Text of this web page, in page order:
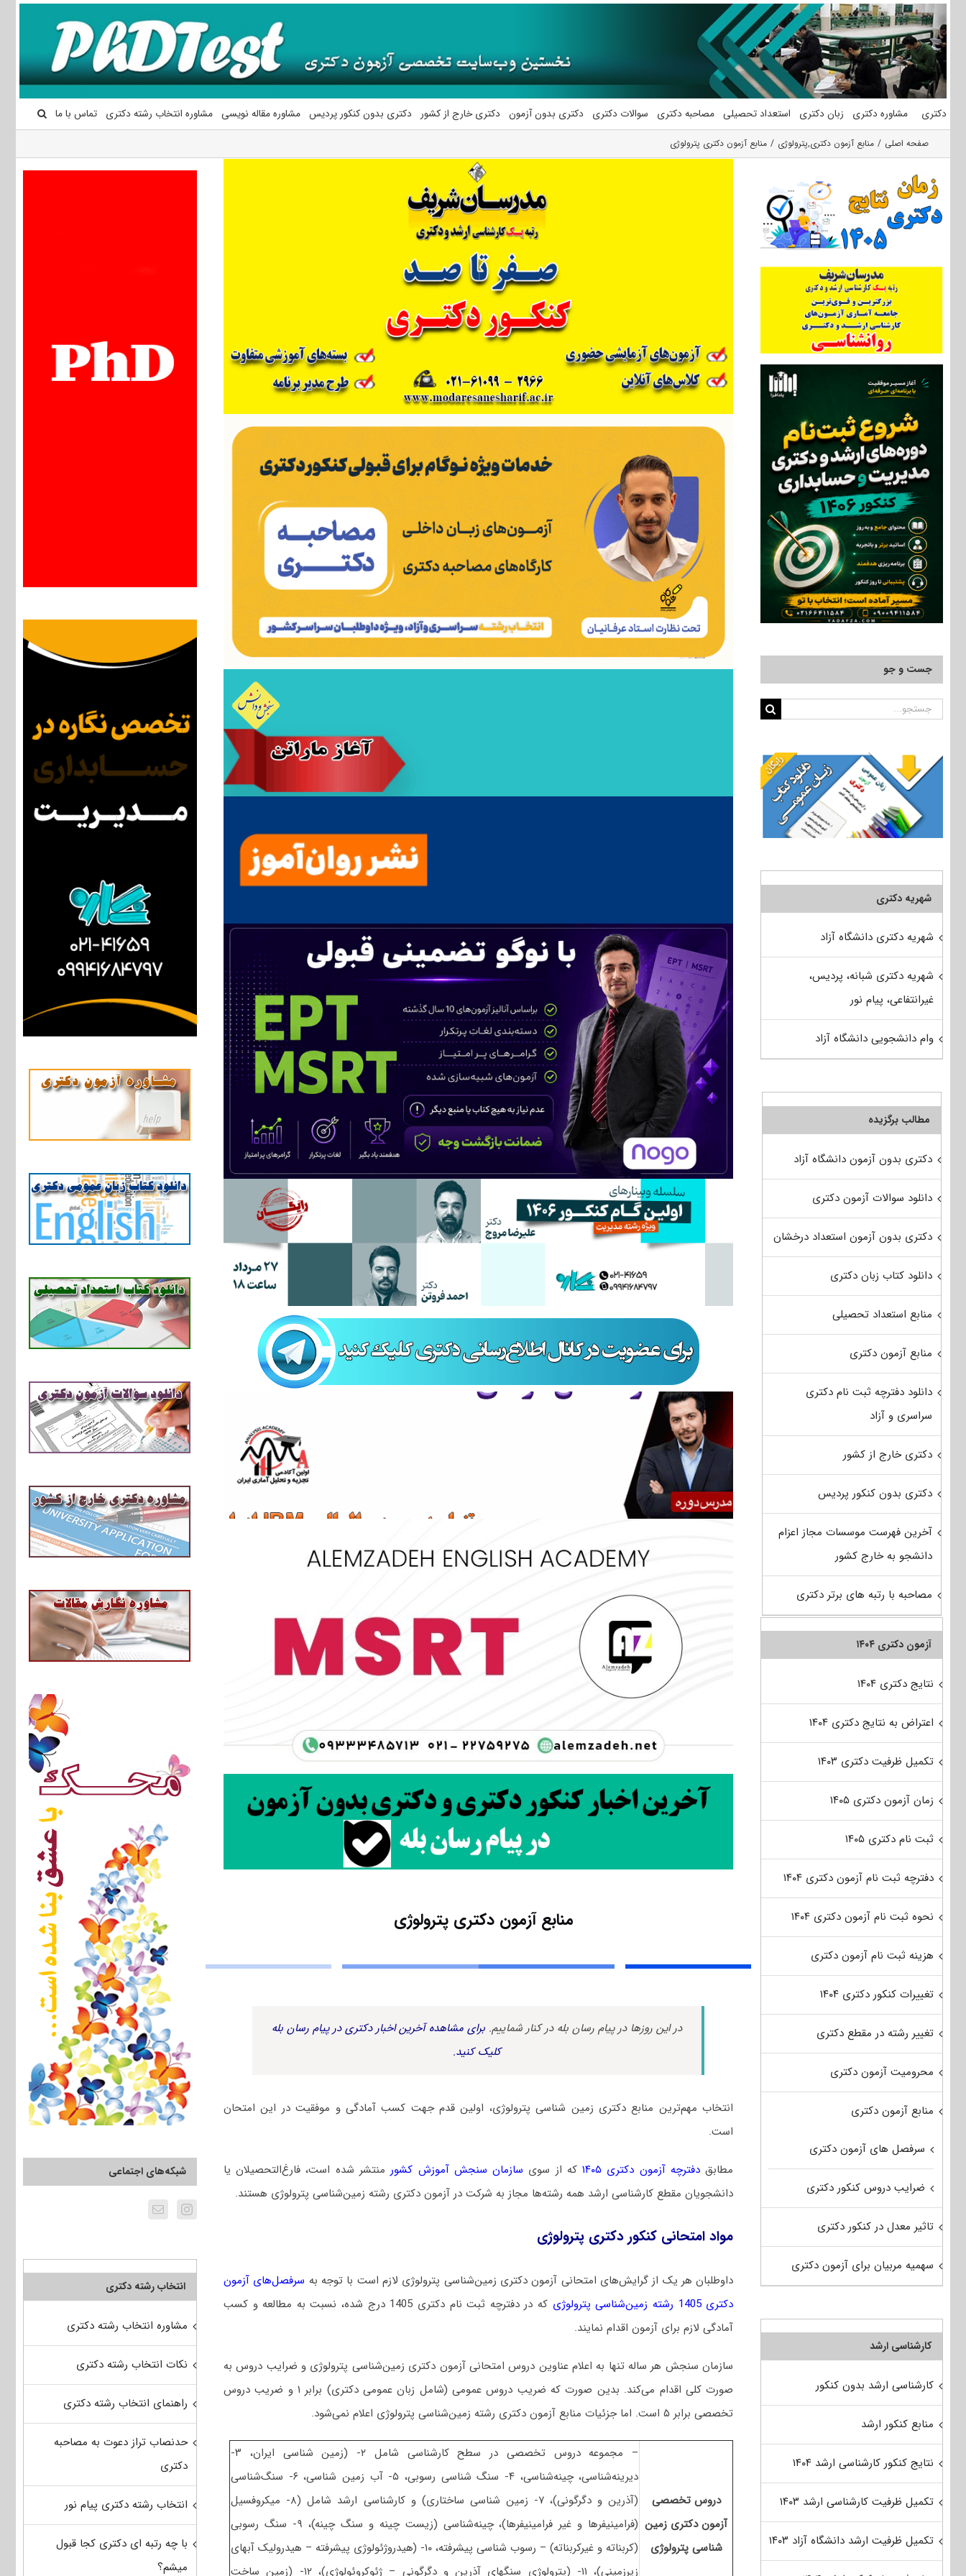
محتوا
دکتری مشاوره دکتری زبان دکتری استعداد تحصیلی مصاحبه دکتری سوالات دکتری دکتری بدون آزمون دکتری خارج از کشور دکتری بدون کنکور پردیس مشاوره مقاله نویسی مشاوره انتخاب رشته دکتری تماس با ما
صفحه اصلی منابع آزمون دکتری,پترولوژی منابع آزمون دکتری پترولوژی
منابع آزمون دکتری پترولوژی
در این روزها در پیام رسان بله در کنار شماییم. برای مشاهده آخرین اخبار دکتری در پیام رسان بله
کلیک کنید.
انتخاب مهم‌ترین منابع دکتری زمین ‌شناسی پترولوژی، اولین قدم جهت کسب آمادگی و موفقیت در این امتحان
است.
مطابقدفترچه آزمون دکتری ۱۴۰۵ که از سوی سازمان سنجش آموزش کشور منتشر شده است، فارغ‌التحصیلان یا
دانشجویان مقطع کارشناسی ارشد همه رشته‌ها مجاز به شرکت در آزمون دکتری رشته زمین‌شناسی پترولوژی هستند.
مواد امتحانی کنکور دکتری پترولوژی
داوطلبان هر یک از گرایش‌های امتحانی آزمون دکتری زمین‌شناسی پترولوژی لازم است با توجه به سرفصل‌های آزمون
دکتری 1405 رشته زمین‌شناسی پترولوژی
که در دفترچه ثبت نام دکتری 1405 درج شده، نسبت به مطالعه و کسب
آمادگی لازم برای آزمون اقدام نمایند.
سازمان سنجش هر ساله تنها به اعلام عناوین دروس امتحانی آزمون دکتری زمین‌شناسی پترولوژی و ضرایب دروس به
صورت کلی اقدام می‌کند. بدین صورت که ضریب دروس عمومی (شامل زبان عمومی دکتری) برابر ۱ و ضریب دروس
تخصصی برابر ۵ است
. اما جزئیات منابع آزمون دکتری رشته زمین‌شناسی پترولوژی اعلام نمی‌شود.
دروس تخصصی
آزمون دکتری زمین
شناسی پترولوژی
– مجموعه دروس تخصصی در سطح کارشناسی شامل ۲- (زمین شناسی ایران، ۳-
دیرینه‌شناسی، چینه‌شناسی، ۴- سنگ شناسی رسوبی، ۵- آب زمین شناسی، ۶- سنگ‌شناسی
(آذرین و دگرگونی)، ۷- زمین شناسی ساختاری) و کارشناسی ارشد شامل (۸- میکروفسیل
(فرامینیفرها و غیر فرامینیفرها)، چینه‌شناسی (زیست چینه و سنگ چینه)، ۹- سنگ رسوبی
(کربناته و غیرکربناته) – رسوب شناسی پیشرفته، ۱۰- (هیدروژئولوژی پیشرفته – هیدرولیک آبهای
زیرزمینی)، ۱۱- (پترولوژی سنگهای آذرین و دگرگونی – ژئوکروئولوژی)، ۱۲- (زمین ساخت
شبکه‌های اجتماعی
انتخاب رشته دکتری
مشاوره انتخاب رشته دکتری
نکات انتخاب رشته دکتری
راهنمای انتخاب رشته دکتری
حدنصاب تراز دعوت به مصاحبه
دکتری
انتخاب رشته دکتری پیام نور
با چه رتبه ای دکتری کجا قبول
میشم؟
جست و جو
جستجو
شهریه دکتری
شهریه دکتری دانشگاه آزاد
شهریه دکتری شبانه، پردیس،
غیرانتفاعی، پیام نور
وام دانشجویی دانشگاه آزاد
مطالب برگزیده
دکتری بدون آزمون دانشگاه آزاد
دانلود سوالات آزمون دکتری
دکتری بدون آزمون استعداد درخشان
دانلود کتاب زبان دکتری
منابع استعداد تحصیلی
منابع آزمون دکتری
دانلود دفترچه ثبت نام دکتری
سراسری و آزاد
دکتری خارج از کشور
دکتری بدون کنکور پردیس
آخرین فهرست موسسات مجاز اعزام
دانشجو به خارج کشور
مصاحبه با رتبه های برتر دکتری
آزمون دکتری ۱۴۰۴
نتایج دکتری ۱۴۰۴
اعتراض به نتایج دکتری ۱۴۰۴
تکمیل ظرفیت دکتری ۱۴۰۳
زمان آزمون دکتری ۱۴۰۵
ثبت نام دکتری ۱۴۰۵
دفترچه ثبت نام آزمون دکتری ۱۴۰۴
نحوه ثبت نام آزمون دکتری ۱۴۰۴
هزینه ثبت نام آزمون دکتری
تغییرات کنکور دکتری ۱۴۰۴
تغییر رشته در مقطع دکتری
محرومیت آزمون دکتری
منابع آزمون دکتری
سرفصل های آزمون دکتری
ضرایب دروس کنکور دکتری
تاثیر معدل در کنکور دکتری
سهمیه مربیان برای آزمون دکتری
کارشناسی ارشد
کارشناسی ارشد بدون کنکور
منابع کنکور ارشد
نتایج کنکور کارشناسی ارشد ۱۴۰۴
تکمیل ظرفیت کارشناسی ارشد ۱۴۰۳
تکمیل ظرفیت ارشد دانشگاه آزاد ۱۴۰۳